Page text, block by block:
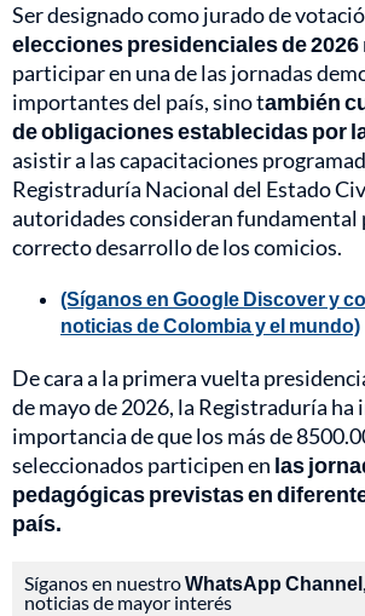
Ser designado como jurado de
elecciones presidenciales de 2026
participar en una de las jornadas
importantes del país, sino también
de obligaciones establecidas por
asistir a las capacitaciones
Registraduría Nacional del Estado
autoridades consideran fundamental
correcto desarrollo de los comicios.
(Síganos en Google Discover y
noticias de Colombia y el mundo)
De cara a la primera vuelta
de mayo de 2026, la Registraduría ha
importancia de que los más de
seleccionados participen en las
pedagógicas previstas en
país.
Síganos en nuestroWhatsApp Channel
noticias de mayor interés